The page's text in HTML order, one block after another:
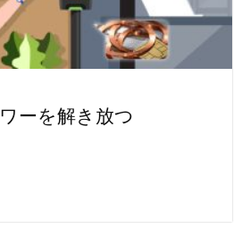
ーを解き放つ